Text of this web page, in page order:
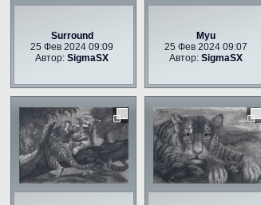
Surround
25 Фев 2024 09:09
Автор: SigmaSX
Myu
25 Фев 2024 09:07
Автор: SigmaSX